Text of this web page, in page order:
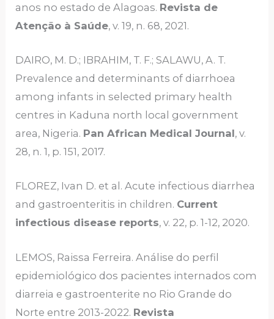
anos no estado de Alagoas. Revista de
Atenção à Saúde, v. 19, n. 68, 2021.
DAIRO, M. D.; IBRAHIM, T. F.; SALAWU, A. T.
Prevalence and determinants of diarrhoea
among infants in selected primary health
centres in Kaduna north local government
area, Nigeria. Pan African Medical Journal, v.
28, n. 1, p. 151, 2017.
FLOREZ, Ivan D. et al. Acute infectious diarrhea
and gastroenteritis in children. Current
infectious disease reports, v. 22, p. 1-12, 2020.
LEMOS, Raissa Ferreira. Análise do perfil
epidemiológico dos pacientes internados com
diarreia e gastroenterite no Rio Grande do
Norte entre 2013-2022. Revista